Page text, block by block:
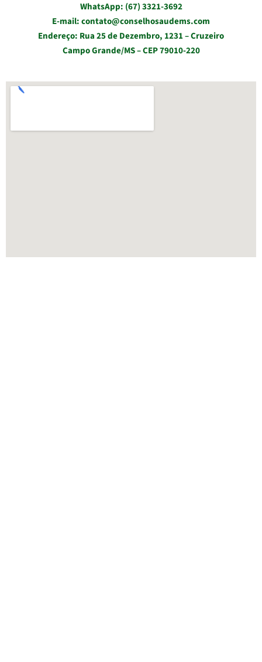
WhatsApp: (67) 3321-3692
E-mail: contato@conselhosaudems.com
Endereço: Rua 25 de Dezembro, 1231 – Cruzeiro
Campo Grande/MS – CEP 79010-220